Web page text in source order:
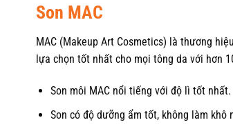
Son MAC
MAC (Makeup Art Cosmetics) là thương
lựa chọn tốt nhất cho mọi tông da với hơn
Son môi MAC nổi tiếng với độ lì tốt nhất.
Son có độ dưỡng ẩm tốt, không làm